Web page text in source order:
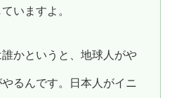
いますよ。
かというと、地球人がや
るんです。日本人がイニ